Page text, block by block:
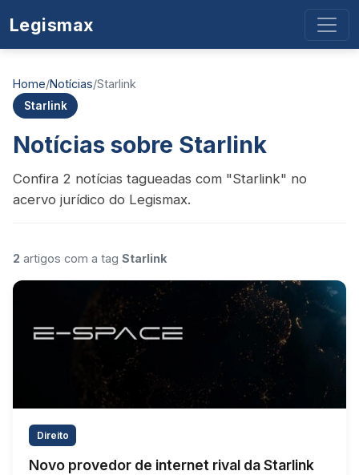
Legismax
Home/Notícias/Starlink
Starlink
Notícias sobre Starlink
Confira 2 notícias tagueadas com "Starlink" no
acervo jurídico do Legismax.
2 artigos com a tag Starlink
Direito
Novo provedor de internet rival da Starlink